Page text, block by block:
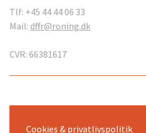
Tlf: +45 44 44 06 33
Mail: dffr@roning.dk
CVR: 66381617
Cookies & privatlivspolitik